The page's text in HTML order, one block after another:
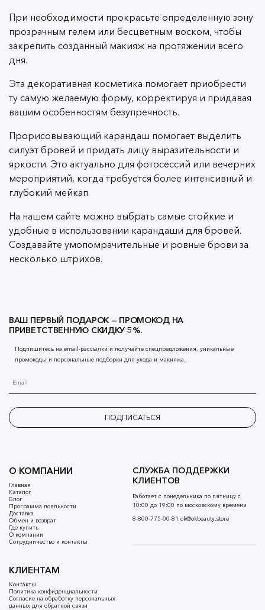
При необходимости прокрасьте определенную зону
прозрачным гелем или бесцветным воском, чтобы
закрепить созданный макияж на протяжении всего
дня.
Эта декоративная косметика помогает приобрести
ту самую желаемую форму, корректируя и придавая
вашим особенностям безупречность.
Прорисовывающий карандаш помогает выделить
силуэт бровей и придать лицу выразительности и
яркости. Это актуально для фотосессий или вечерних
мероприятий, когда требуется более интенсивный и
глубокий мейкап.
На нашем сайте можно выбрать самые стойкие и
удобные в использовании карандаши для бровей.
Создавайте умопомрачительные и ровные брови за
несколько штрихов.
О КОМПАНИИ
Главная
Каталог
Блог
Программа лояльности
Доставка
Обмен и возврат
Где купить
О компании
Сотрудничество и контакты
КЛИЕНТАМ
Контакты
Политика конфиденциальности
Согласие на обработку персональных
данных для обратной связи
СЛУЖБА ПОДДЕРЖКИ
КЛИЕНТОВ
Работает с понедельника по пятницу с
10:00 до 19:00 по московскому времени
8-800-775-00-81 ok@okbeauty.store
ВАШ ПЕРВЫЙ ПОДАРОК — ПРОМОКОД НА
ПРИВЕТСТВЕННУЮ СКИДКУ 5%.
Подпишитесь на email-рассылки и получайте спецпредложения, уникальные
промокоды и персональные подборки для ухода и макияжа.
ПОДПИСАТЬСЯ